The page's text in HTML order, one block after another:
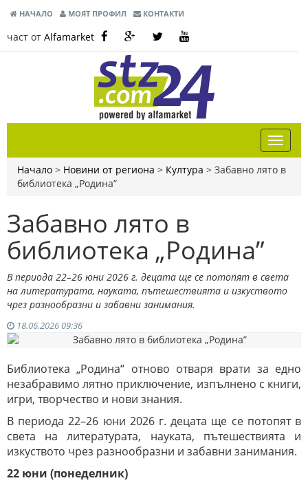
НАЧАЛО МОЯТ ПРОФИЛ КОНТАКТИ
част от Alfamarket
Начало > Новини от региона > Култура > Забавно лято в
библиотека „Родина”
Забавно лято в
библиотека „Родина”
В периода 22–26 юни 2026 г. децата ще се потопят в света
на литературата, науката, пътешествията и изкуството
чрез разнообразни и забавни занимания.
18.06.2026 09:36
Библиотека „Родина“ отново отваря врати за едно
незабравимо лятно приключение, изпълнено с книги,
игри, творчество и нови знания.
В периода 22–26 юни 2026 г. децата ще се потопят в
света на литературата, науката, пътешествията и
изкуството чрез разнообразни и забавни занимания.
22 юни (понеделник)